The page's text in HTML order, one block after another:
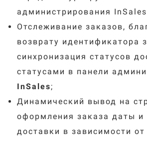
администрирования
Отслеживание заказов,
возврату идентификатора
синхронизация статусов
статусами в панели
InSales;
Динамический вывод на
оформления заказа даты и
доставки в зависимости от